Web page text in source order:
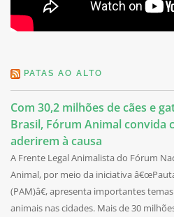
PATAS AO ALTO
Com 30,2 milhões de cães e
Brasil, Fórum Animal convida
aderirem à causa
A Frente Legal Animalista do Fórum
Animal, por meio da iniciativa
(PAM)â€, apresenta importantes
animais nas cidades. Mais de 30